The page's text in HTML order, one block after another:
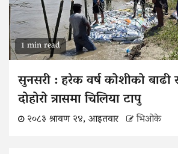
1 min read
सुनसरी : हरेक वर्ष कोशीको
दोहोरो त्रासमा चिलिया टापु
२०८३ श्रावण २४, आइतवार भिओके